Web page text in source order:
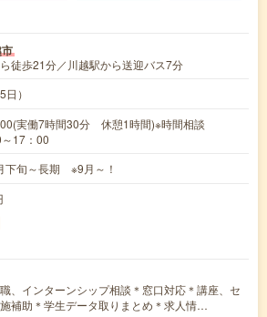
徒歩21分／川越駅から送迎バス7分
）
実働7時間30分 休憩1時間)※時間相談
17：00
下旬～長期 ※9月～！
、インターンシップ相談＊窓口対応＊講座、セ
補助＊学生データ取りまとめ＊求人情…